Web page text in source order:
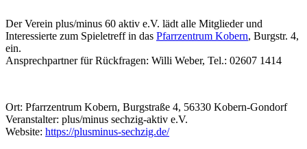
Der Verein plus/minus 60 aktiv e.V. lädt alle Mitglieder und
Interessierte zum Spieletreff in das Pfarrzentrum Kobern, Burgstr. 4,
ein.
Ansprechpartner für Rückfragen: Willi Weber, Tel.: 02607 1414
Ort: Pfarrzentrum Kobern, Burgstraße 4, 56330 Kobern-Gondorf
Veranstalter: plus/minus sechzig-aktiv e.V.
Website: https://plusminus-sechzig.de/